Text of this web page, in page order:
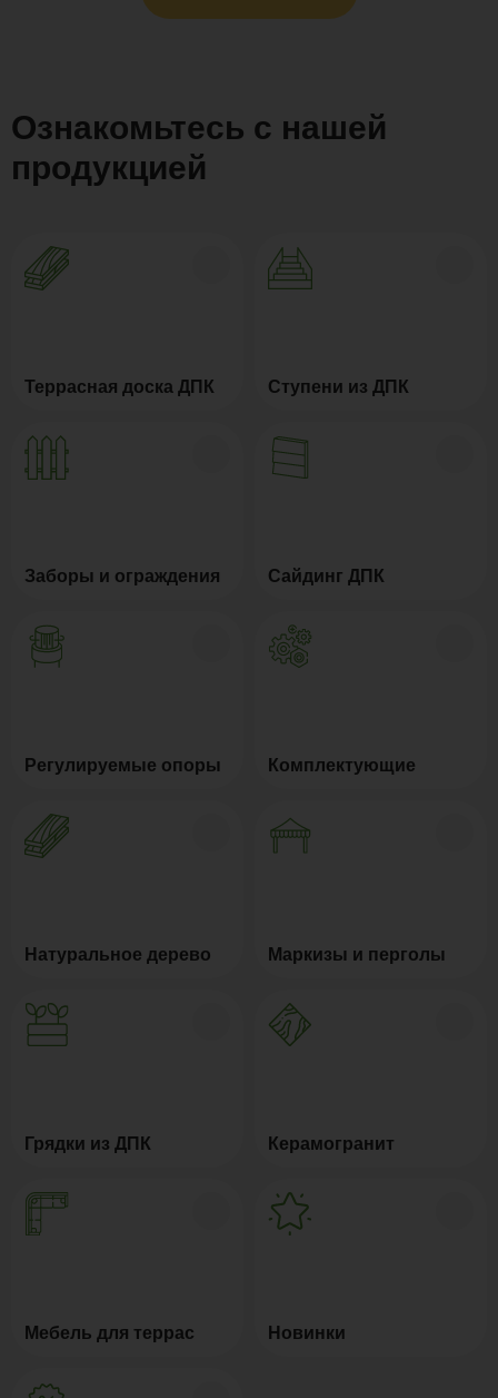
Ознакомьтесь с нашей
продукцией
Террасная доска ДПК Ступени из ДПК
Заборы и ограждения Сайдинг ДПК
Регулируемые опоры Комплектующие
Натуральное дерево Маркизы и перголы
Грядки из ДПК Керамогранит
Мебель для террас Новинки